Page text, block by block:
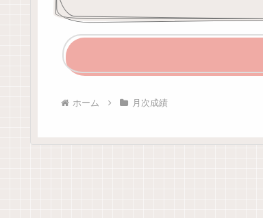
ホーム 月次成績